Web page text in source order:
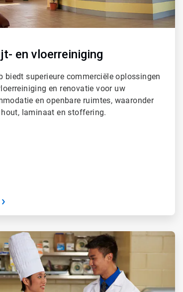
en vloerreiniging
biedt superieure commerciële oplossingen
en renovatie voor uw
en openbare ruimtes, waaronder
laminaat en stoffering.